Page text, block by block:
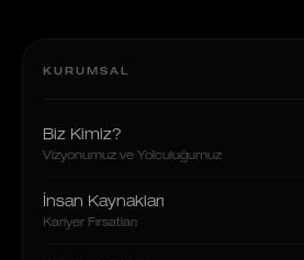
KURUMSAL
Biz Kimiz?
Vizyonumuz ve Yolculuğumuz
İnsan Kaynakları
Kariyer Fırsatları